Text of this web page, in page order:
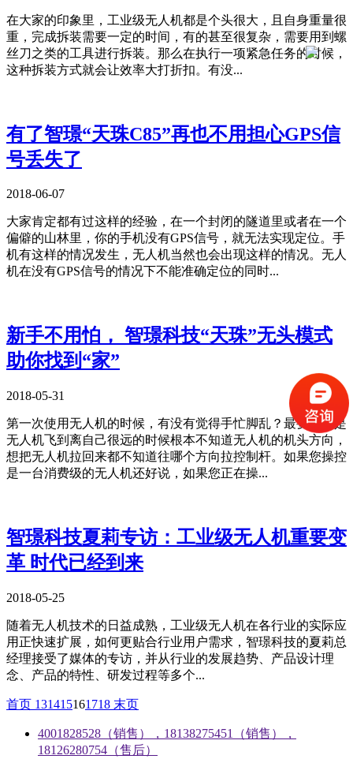
在大家的印象里，工业级无人机都是个头很大，且自身重量很
重，完成拆装需要一定的时间，有的甚至很复杂，需要用到螺
丝刀之类的工具进行拆装。那么在执行一项紧急任务的时候，
这种拆装方式就会让效率大打折扣。有没...
有了智璟“天珠C85”再也不用担心GPS信
号丢失了
2018-06-07
大家肯定都有过这样的经验，在一个封闭的隧道里或者在一个
偏僻的山林里，你的手机没有GPS信号，就无法实现定位。手
机有这样的情况发生，无人机当然也会出现这样的情况。无人
机在没有GPS信号的情况下不能准确定位的同时...
新手不用怕， 智璟科技“天珠”无头模式
助你找到“家”
2018-05-31
第一次使用无人机的时候，有没有觉得手忙脚乱？最要命的是
无人机飞到离自己很远的时候根本不知道无人机的机头方向，
想把无人机拉回来都不知道往哪个方向拉控制杆。如果您操控
是一台消费级的无人机还好说，如果您正在操...
智璟科技夏莉专访：工业级无人机重要变
革 时代已经到来
2018-05-25
随着无人机技术的日益成熟，工业级无人机在各行业的实际应
用正快速扩展，如何更贴合行业用户需求，智璟科技的夏莉总
经理接受了媒体的专访，并从行业的发展趋势、产品设计理
念、产品的特性、研发过程等多个...
首页 131415161718 末页
4001828528（销售），18138275451（销售），
18126280754（售后）